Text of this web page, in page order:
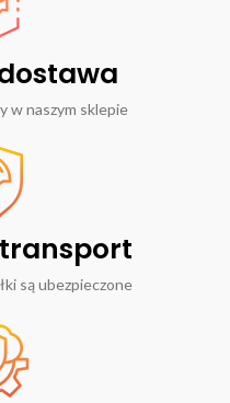
w naszym sklepie
są ubezpieczone